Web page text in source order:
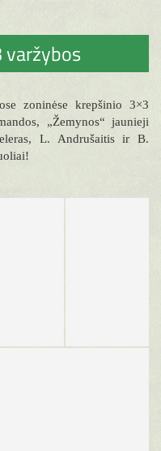
varžybos
zoninėse krepšinio 3×3
„Žemynos“ jaunieji
L. Andrušaitis ir B.